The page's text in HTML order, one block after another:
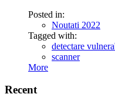
Posted in:
Noutati 2022
Tagged with:
detectare
scanner
More
Recent